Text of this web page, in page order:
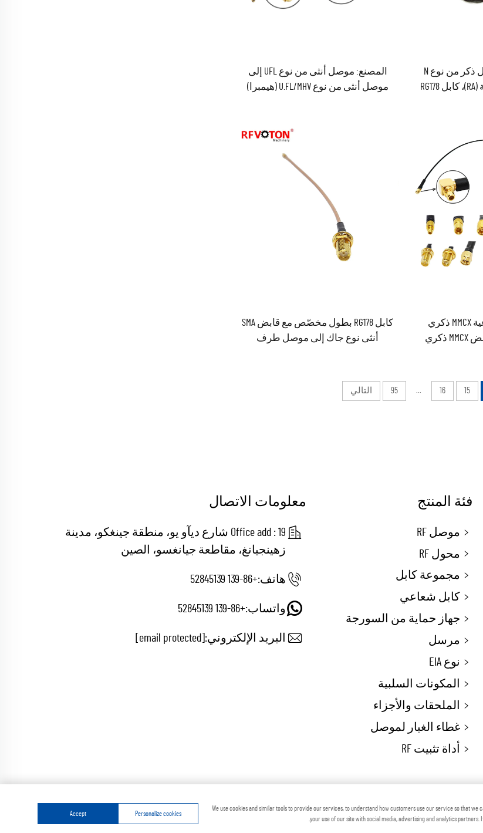
تزويد المصنع: موصل ذكر من نوع N
بزاوية قائمة ٩٠ درجة (RA)، كابل RG178
المصنع: موصل أنثى من نوع UFL إلى
موصل أنثى من نوع U.FL/MHV (هيمبرا)
متوافق مع معايير ROHS
كابل مُتفرّع RF بنوعية MMCX ذكري
بزاوية قائمة إلى قابض MMCX ذكري
كابل RG178 بطول مخصّص مع قابض SMA
أنثى نوع جاك إلى موصل طرف
15
16
95 التالي
فئة المنتج
موصل RF
محول RF
مجموعة كابل
كابل شعاعي
جهاز حماية من السورجة
مرسل
نوع EIA
المكونات السلبية
الملحقات والأجزاء
غطاء الغبار لموصل
أداة تثبيت RF
معلومات الاتصال
Office add : 19 شارع ديآو يو، منطقة جينغكو، مدينة
زهينجيانغ، مقاطعة جيانغسو، الصين
هاتف:+86-139 52845139
واتساب:+86-139 52845139
البريد الإلكتروني:
We use cookies and similar tools to provide our services, to understand how customers use our service so that
your use of our site with social media, advertising and analytics
Personalize cookies
Accept